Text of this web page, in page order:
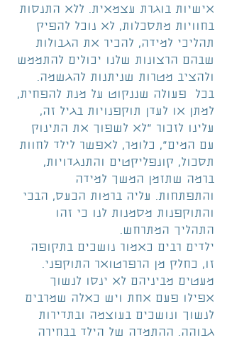
אישיות בוגרת עצמאית. ללא התנסות
בחוויות מתסכלות, לא נוכל להפיק
תהליכי למידה, להכיר את הגבולות
שבהם הרצונות שלנו יכולים להתממש
ולהציב מטרות שניתנות להגשמה.
בכל  פעולה שננקוט על מנת להפחית,
למתן או לעדן תוקפנויות בגיל זה,
עלינו לזכור "לא לשפוך את התינוק
עם המים", כלומר, לאפשר לילד לחוות
תסכול, קונפליקטים והתנגדויות,
ברמה שתזמן המשך למידה
והתפתחות. עליה ברמות הכעס, הבכי
והתוקפנות מסמנות לנו כי זהו
התהליך המתרחש.
ילדים רבים כאמור נושכים בתקופה
זו, כחלק מן הרפרטואר התוקפני.
מעטים מביניהם לא ינסו לנשוך
אפילו פעם אחת ויש כאלה שמרבים
לנשוך ונושכים בעוצמה ובתדירות
גבוהה. ההתמדה של הילד בבחירה